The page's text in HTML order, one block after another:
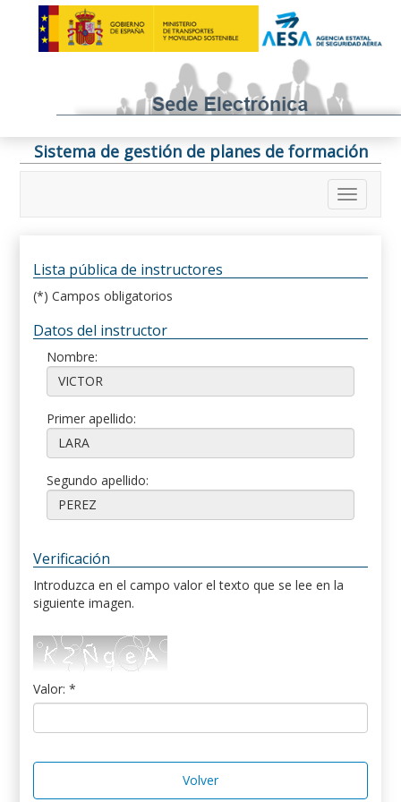
Sistema de gestión de planes de formación
Lista pública de instructores
(*) Campos obligatorios
Datos del instructor
Nombre:
Primer apellido:
Segundo apellido:
Verificación
Introduzca en el campo valor el texto que se lee en la
siguiente imagen.
Valor: *
Volver